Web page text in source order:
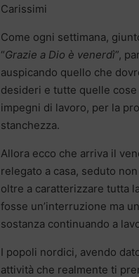
Carissimi
Come ogni settimana,
“Grazie a Dio è venerdì”,
auspicando quello che
desideri e tutte quelle
impegni di lavoro, per la
stanchezza.
Allora ecco che arriva il
relegato a casa, seduto
oltre a caratterizzare tutta
fosse un’interruzione ma
sostanza continuando a
I popoli nordici, avendo
attività che realmente ti